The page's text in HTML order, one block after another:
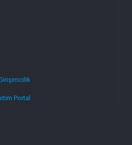
Portal